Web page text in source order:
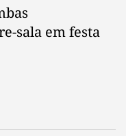
sala em festa